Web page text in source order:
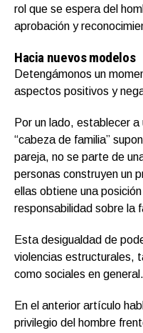
rol que se espera del
aprobación y
Hacia nuevos modelos
Detengámonos un
aspectos positivos y
Por un lado, establecer
“cabeza de familia”
pareja, no se parte de
personas construyen un
ellas obtiene una
responsabilidad sobre la
Esta desigualdad de
violencias estructurales,
como sociales en general.
En el anterior artículo
privilegio del hombre